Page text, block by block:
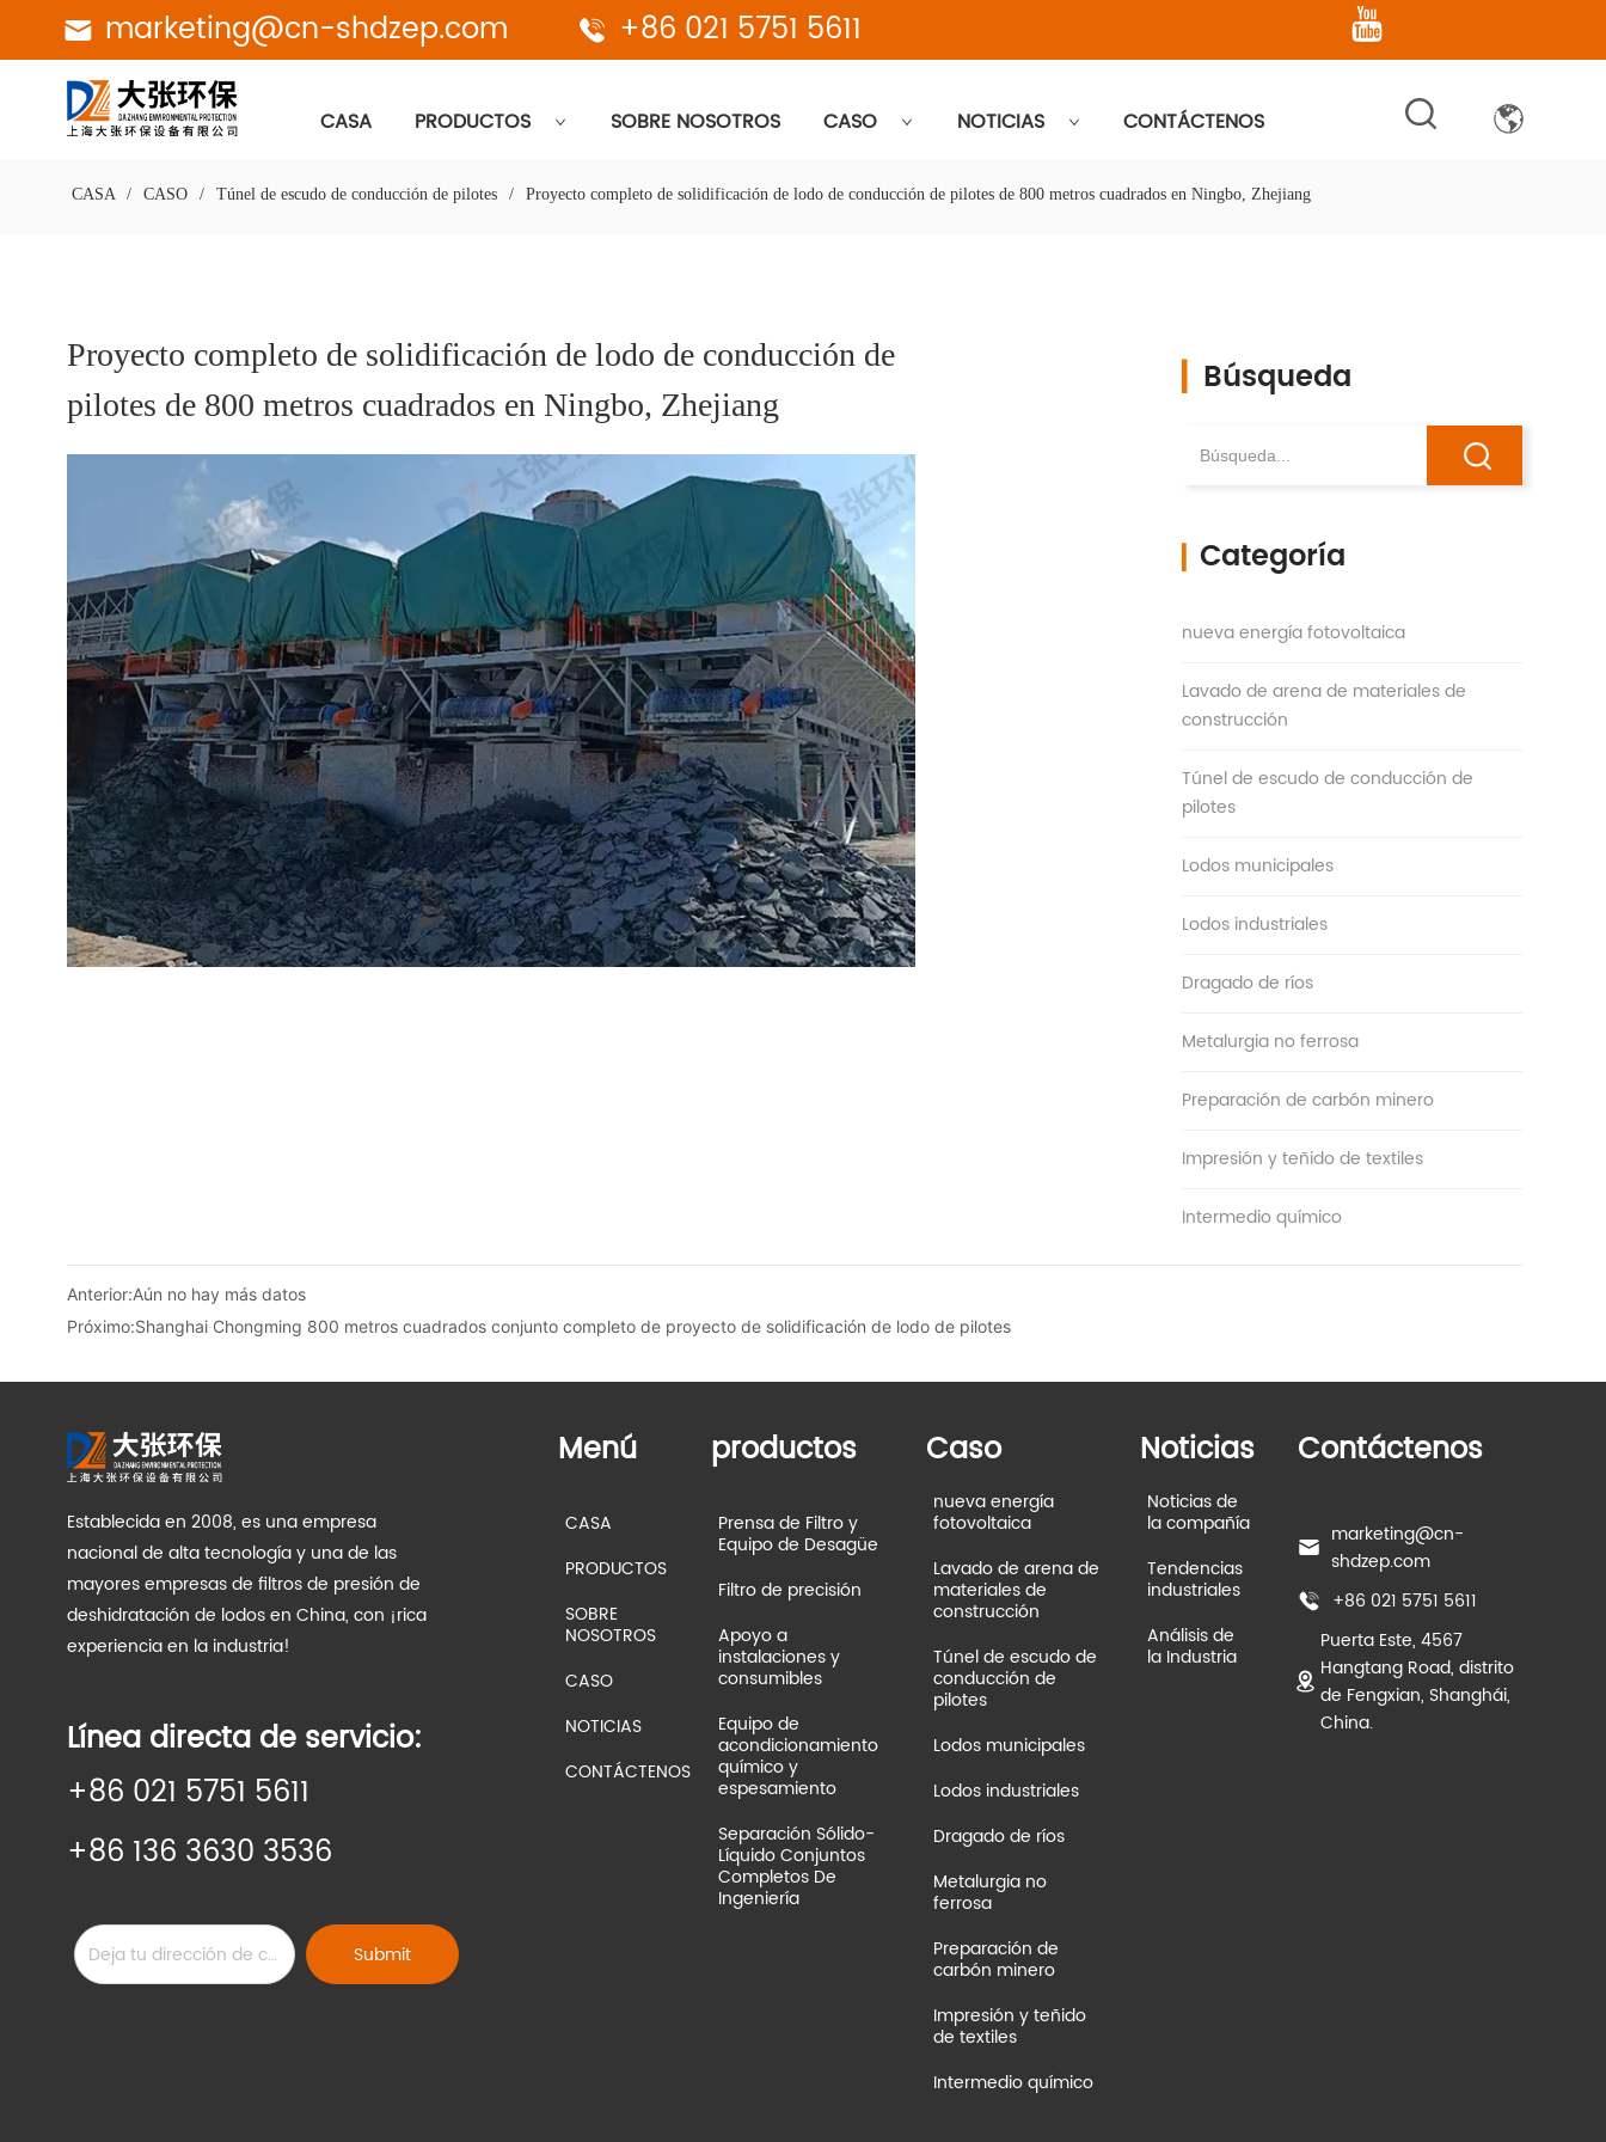
marketing@cn-shdzep.com +86 021 5751 5611
CASA PRODUCTOS SOBRE NOSOTROS CASO NOTICIAS CONTÁCTENOS
CASA / CASO / Túnel de escudo de conducción de pilotes / Proyecto completo de solidificación de lodo de conducción de pilotes de 800 metros cuadrados en Ningbo, Zhejiang
Proyecto completo de solidificación de lodo de conducción de
pilotes de 800 metros cuadrados en Ningbo, Zhejiang
Búsqueda
▎Categoría
nueva energía fotovoltaica
Lavado de arena de materiales de
construcción
Túnel de escudo de conducción de
pilotes
Lodos municipales
Lodos industriales
Dragado de ríos
Metalurgia no ferrosa
Preparación de carbón minero
Impresión y teñido de textiles
Intermedio químico
Anterior:Aún no hay más datos
Próximo:Shanghai Chongming 800 metros cuadrados conjunto completo de proyecto de solidificación de lodo de pilotes
Establecida en 2008, es una empresa
nacional de alta tecnología y una de las
mayores empresas de filtros de presión de
deshidratación de lodos en China, con ¡rica
experiencia en la industria!
Línea directa de servicio:
+86 021 5751 5611
+86 136 3630 3536
Submit
Menú productos
CASA
PRODUCTOS
SOBRE
NOSOTROS
CASO
NOTICIAS
CONTÁCTENOS
Prensa de Filtro y
Equipo de Desagüe
Filtro de precisión
Apoyo a
instalaciones y
consumibles
Equipo de
acondicionamiento
químico y
espesamiento
Separación Sólido-
Líquido Conjuntos
Completos De
Ingeniería
Caso Noticias
nueva energía
fotovoltaica
Lavado de arena de
materiales de
construcción
Túnel de escudo de
conducción de
pilotes
Lodos municipales
Lodos industriales
Dragado de ríos
Metalurgia no
ferrosa
Preparación de
carbón minero
Impresión y teñido
de textiles
Intermedio químico
Noticias de
la compañía
Tendencias
industriales
Análisis de
la Industria
Contáctenos
marketing@cn-
shdzep.com
+86 021 5751 5611
Puerta Este, 4567
Hangtang Road, distrito
de Fengxian, Shanghái,
China.